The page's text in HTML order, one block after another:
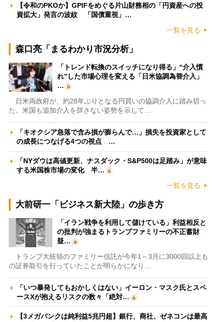
【令和のPKOか】GPIFをめぐる片山財務相の「円資産への投
資拡大」発言の波紋 「国債重視」…
一覧を見る
森口亮「まるわかり市況分析」
「トレンド転換のスイッチになり得る」“介入慣
れ”した市場心理を変える「日米協調為替介入」
…
日米両政府が、約28年ぶりとなる円買いの協調介入に踏み切っ
た。米国も追加介入を辞さない姿勢を示して…
「キオクシア急落で含み損が膨らんで…」損失を投資家として
の成長につなげる4つの視点 …
「NYダウは高値更新、ナスダック・S&P500は足踏み」が意味
する米国株市場の変化 半…
一覧を見る
大前研一「ビジネス新大陸」の歩き方
「イラン戦争を利用して儲けている」利益相反と
の批判が強まるトランプファミリーの不正蓄財
疑…
トランプ大統領のファミリー信託が今年1～3月に3000回以上も
の証券取引を行っていたことが明らかになり…
「いつ暴発してもおかしくはない」イーロン・マスク氏とスペ
ースXが抱えるリスクの数々「絶対…
【3メガバンクは純利益5兆円超】銀行、商社、ゼネコンは最高